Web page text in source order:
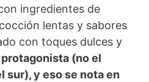
ingredientes de
lentas y sabores
con toques dulces y
(no el
sur), y eso se nota en